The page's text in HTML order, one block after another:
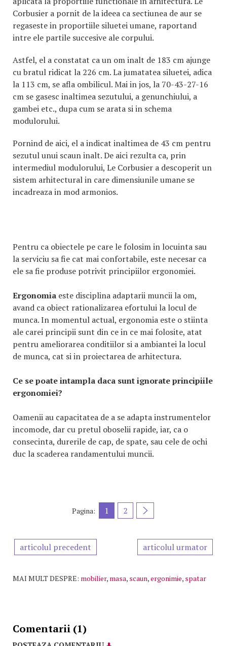
Corbusier a pornit de la ideea ca sectiunea de aur se
regaseste in proportiile siluetei umane, raportand
intre ele partile succesive ale corpului.
Astfel, el a constatat ca un om inalt de 183 cm ajunge
cu bratul ridicat la 226 cm. La jumatatea siluetei, adica
la 113 cm, se afla ombilicul. Mai in jos, la 70-43-27-16
cm se gasesc inaltimea sezutului, a genunchiului, a
gambei etc., dupa cum se arata si in schema
modulorului.
Pornind de aici, el a indicat inaltimea de 43 cm pentru
sezutul unui scaun inalt. De aici rezulta ca, prin
intermediul modulorului, Le Corbusier a descoperit un
sistem arhitectural in care dimensiunile umane se
incadreaza in mod armonios.
Pentru ca obiectele pe care le folosim in locuinta sau
la serviciu sa fie cat mai confortabile, este necesar ca
ele sa fie produse potrivit principiilor ergonomiei.
Ergonomia este disciplina adaptarii muncii la om,
avand ca obiect rationalizarea efortului la locul de
munca. In momentul actual, ergonomia este o stiinta
ale carei principii sunt din ce in ce mai folosite, atat
pentru ameliorarea conditiilor si a ambiantei la locul
de munca, cat si in proiectarea de arhitectura.
Ce se poate intampla daca sunt ignorate principiile
ergonomiei?
Oamenii au capacitatea de a se adapta instrumentelor
incomode, dar cu pretul oboselii rapide, iar, ca o
consecinta, durerile de cap, de spate, sau cele de ochi
duc la scaderea randamentului muncii.
Pagina: 1 2
articolul precedent articolul urmator
MAI MULT DESPRE: mobilier, masa, scaun,ergonimie, spatar
Comentarii (1)